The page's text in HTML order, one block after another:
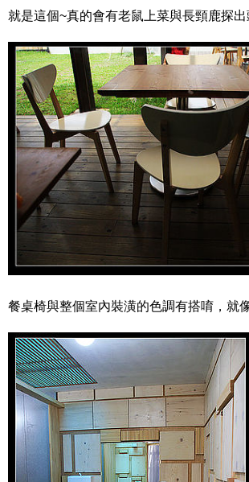
就是這個~真的會有老鼠上菜與長頸鹿探
餐桌椅與整個室內裝潢的色調有搭唷，就